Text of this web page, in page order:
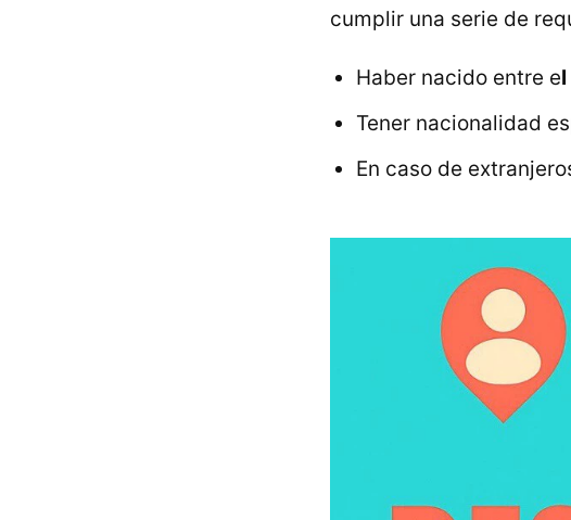
cumplir una serie de
Haber nacido entre el
Tener nacionalidad
En caso de